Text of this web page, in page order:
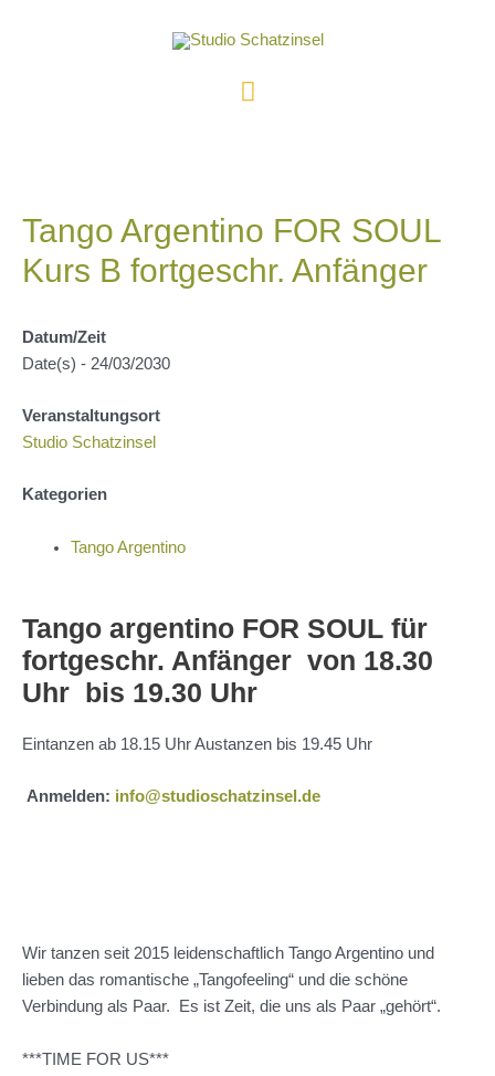
Hauptmenü
Tango Argentino FOR SOUL
Kurs B fortgeschr. Anfänger
Datum/Zeit
Date(s) - 24/03/2030
Veranstaltungsort
Studio Schatzinsel
Kategorien
Tango Argentino
Tango argentino FOR SOUL für
fortgeschr. Anfänger von 18.30
Uhr bis 19.30 Uhr
Eintanzen ab 18.15 Uhr Austanzen bis 19.45 Uhr
Anmelden: info@studioschatzinsel.de
Wir tanzen seit 2015 leidenschaftlich Tango Argentino und
lieben das romantische „Tangofeeling“ und die schöne
Verbindung als Paar. Es ist Zeit, die uns als Paar „gehört“.
***TIME FOR US***